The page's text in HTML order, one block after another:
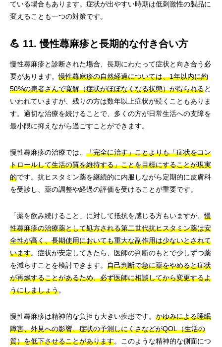
ている場合もあります。症状が出やすい時期は低刺激性の製品に
変えることも一つの対策です。
💪 11. 慢性蕁麻疹と長期的な付き合い方
慢性蕁麻疹と診断された場合、長期にわたって症状と向き合う必
要があります。慢性蕁麻疹の自然経過については、1年以内に約
50%の患者さんで寛解（症状がほぼなくなる状態）が得られると
いわれていますが、残りの方は数年以上症状が続くこともありま
す。適切な治療を続けることで、多くの方が日常生活への支障を
最小限に抑えながら過ごすことができます。
慢性蕁麻疹の治療では、 「完全に治す」ことよりも「症状をコン
トロールして生活の質を維持する」ことを目標にすることが現実
的です。抗ヒスタミン薬を継続的に内服しながら定期的に皮膚科
を受診し、薬の調整や経過の評価を受けることが重要です。
「薬を飲み続けること」に対して抵抗を感じる方もいますが、慢
性蕁麻疹の治療薬として処方される第二世代抗ヒスタミン薬は安
全性が高く、長期使用においても重大な副作用は少ないとされて
います。症状が安定してきたら、医師の判断のもとで少しずつ薬
を減らすことを検討できます。 自己判断で急に薬をやめると症状
が再燃することがあるため、必ず医師に相談してから変更するよ
うにしましょう。
慢性蕁麻疹は精神的な負担も大きい疾患です。 かゆみによる睡眠
障害、外見への影響、症状の予測しにくさなどがQOL（生活の
質）を低下させることがあります。このような精神的な側面につ